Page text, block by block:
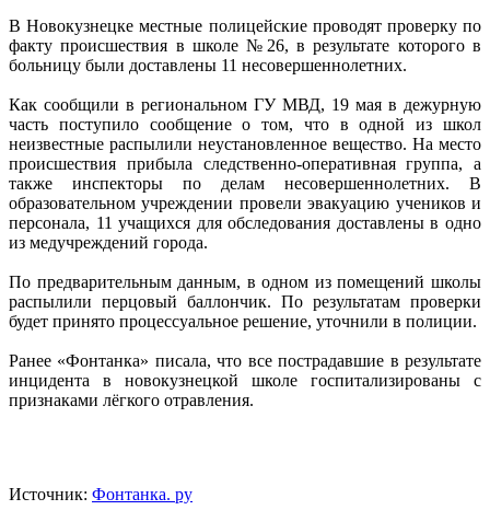
В Новокузнецке местные полицейские проводят проверку по
факту происшествия в школе №26, в результате которого в
больницу были доставлены 11 несовершеннолетних.
Как сообщили в региональном ГУ МВД, 19 мая в дежурную
часть поступило сообщение о том, что в одной из школ
неизвестные распылили неустановленное вещество. На место
происшествия прибыла следственно-оперативная группа, а
также инспекторы по делам несовершеннолетних. В
образовательном учреждении провели эвакуацию учеников и
персонала, 11 учащихся для обследования доставлены в одно
из медучреждений города.
По предварительным данным, в одном из помещений школы
распылили перцовый баллончик. По результатам проверки
будет принято процессуальное решение, уточнили в полиции.
Ранее «Фонтанка» писала, что все пострадавшие в результате
инцидента в новокузнецкой школе госпитализированы с
признаками лёгкого отравления.
Источник: Фонтанка. ру